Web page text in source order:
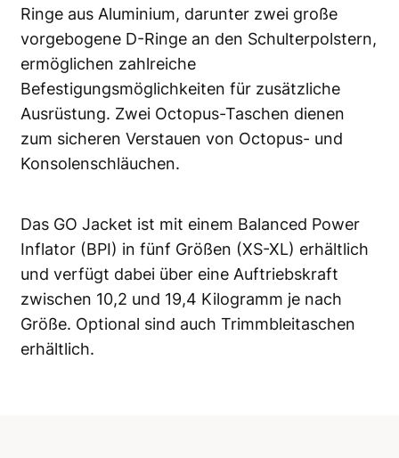
Ringe aus Aluminium, darunter zwei große
vorgebogene D-Ringe an den Schulterpolstern,
ermöglichen zahlreiche
Befestigungsmöglichkeiten für zusätzliche
Ausrüstung. Zwei Octopus-Taschen dienen
zum sicheren Verstauen von Octopus- und
Konsolenschläuchen.
Das GO Jacket ist mit einem Balanced Power
Inflator (BPI) in fünf Größen (XS-XL) erhältlich
und verfügt dabei über eine Auftriebskraft
zwischen 10,2 und 19,4 Kilogramm je nach
Größe. Optional sind auch Trimmbleitaschen
erhältlich.